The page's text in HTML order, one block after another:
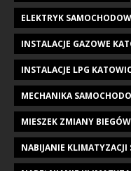
ELEKTRYK
INSTALACJE GAZOWE
INSTALACJE LPG
MECHANIKA
MIESZEK ZMIANY BIEGÓW
NABIJANIE KLIMATYZACJI